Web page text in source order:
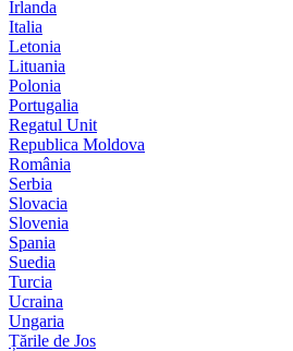
Irlanda
Italia
Letonia
Lituania
Polonia
Portugalia
Regatul Unit
Republica Moldova
România
Serbia
Slovacia
Slovenia
Spania
Suedia
Turcia
Ucraina
Ungaria
Țările de Jos